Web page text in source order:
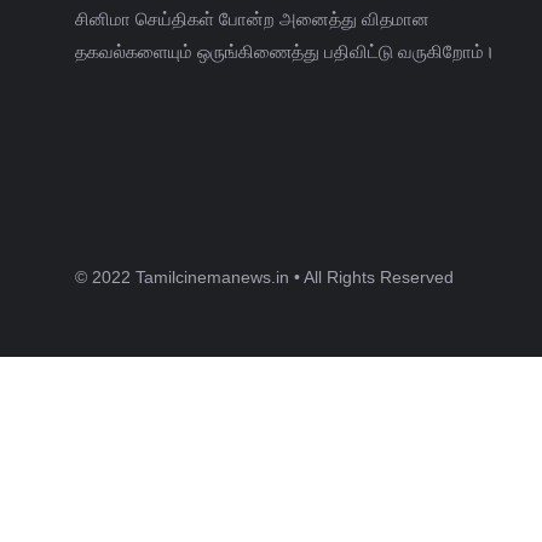
சினிமா செய்திகள் போன்ற அனைத்து விதமான
தகவல்களையும் ஒருங்கிணைத்து பதிவிட்டு வருகிறோம்।
© 2022 Tamilcinemanews.in • All Rights Reserved